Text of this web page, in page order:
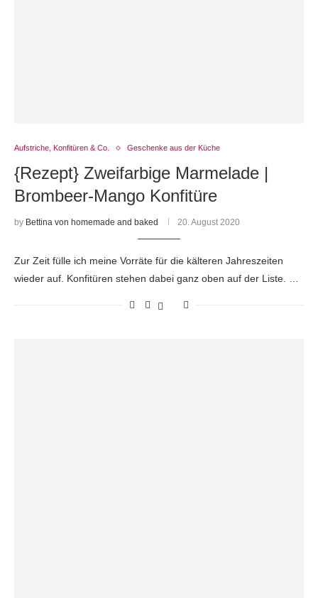
Aufstriche, Konfitüren & Co. Geschenke aus der Küche
{Rezept} Zweifarbige Marmelade |
Brombeer-Mango Konfitüre
by Bettina von homemade and baked 20. August 2020
Zur Zeit fülle ich meine Vorräte für die kälteren Jahreszeiten
wieder auf. Konfitüren stehen dabei ganz oben auf der Liste. …